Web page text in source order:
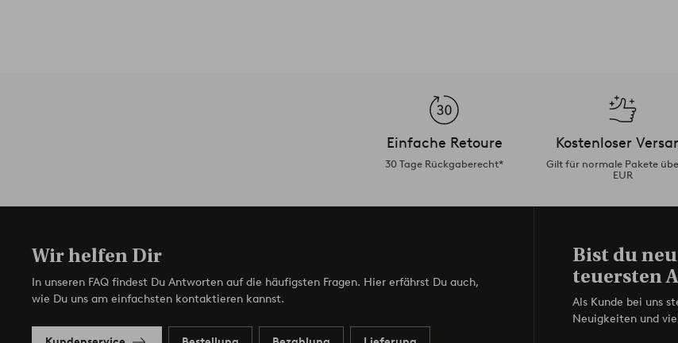
Einfache Retoure
30 Tage Rückgaberecht*
Kostenloser
Gilt für normale Pakete
EUR
Wir helfen Dir
In unseren FAQ findest Du Antworten auf die häufigsten Fragen. Hier erfährst Du auch,
wie Du uns am einfachsten kontaktieren kannst.
Bist du
teuersten
Als Kunde bei uns
Neuigkeiten und